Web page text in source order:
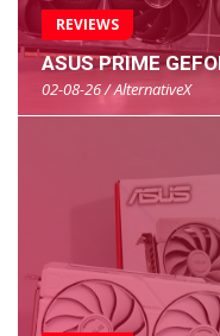
REVIEWS
ASUS PRIME
02-08-26 / AlternativeX